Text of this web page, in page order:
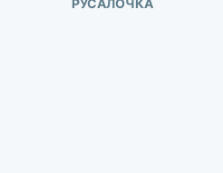
РУСАЛОЧКА